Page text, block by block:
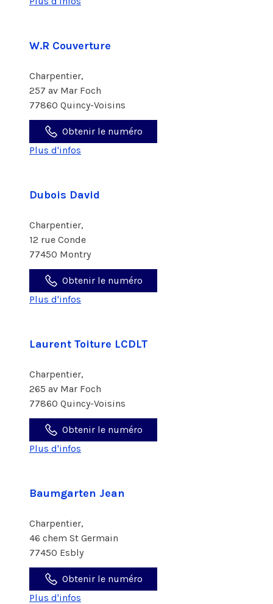
W.R Couverture
Charpentier,
257 av Mar Foch
77860 Quincy-Voisins
Obtenir le numéro
Plus d'infos
Dubois David
Charpentier,
12 rue Conde
77450 Montry
Obtenir le numéro
Plus d'infos
Laurent Toiture LCDLT
Charpentier,
265 av Mar Foch
77860 Quincy-Voisins
Obtenir le numéro
Plus d'infos
Baumgarten Jean
Charpentier,
46 chem St Germain
77450 Esbly
Obtenir le numéro
Plus d'infos